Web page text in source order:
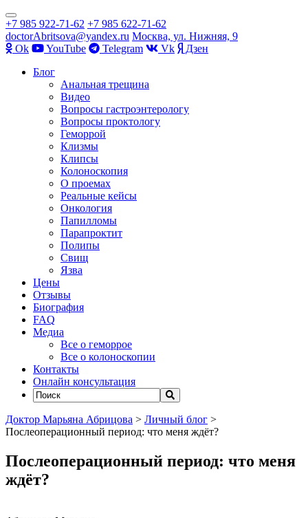
Показать/
Скрыть
навигацию
+7 985 922-71-62 +7 985 622-71-62
doctorAbritsova@yandex.ru Москва, ул. Нижняя, 9
Оk
YouTube Telegram Vk
Дзен
Перейти
содержимому
Блог
Анальная трещина
Видео
Вопросы гастроэнтерологу
Вопросы проктологу
Геморрой
Клизмы
Клипсы
Колоноскопия
О проемах
Реальные кейсы
Онкология
Папилломы
Парапроктит
Полипы
Свищ
Язва
Цены
Отзывы
Биография
FAQ
Медиа
Все о геморрое
Все о колоноскопии
Контакты
Онлайн консультация
Доктор Марьяна Абрицова > Личный блог >
Послеоперационный период: что меня ждёт?
Послеоперационный период: что меня
ждёт?